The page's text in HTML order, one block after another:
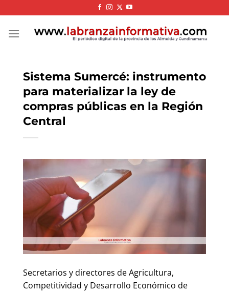
to
content
Sistema Sumercé: instrumento
para materializar la ley de
compras públicas en la Región
Central
Secretarios y directores de Agricultura,
Competitividad y Desarrollo Económico de